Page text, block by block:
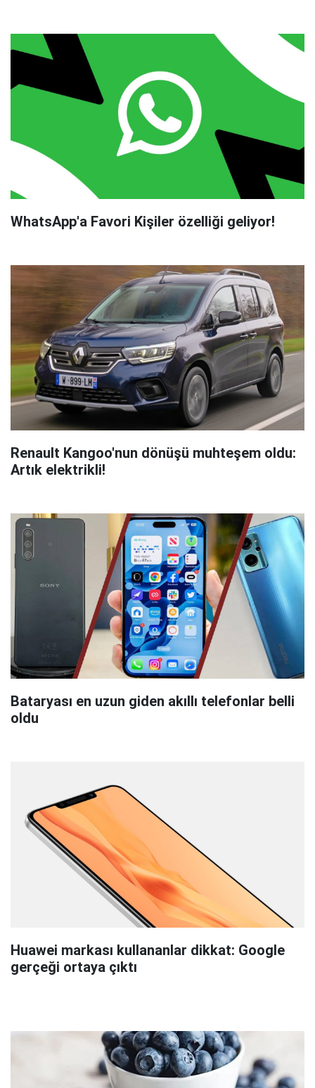
WhatsApp'a Favori Kişiler özelliği geliyor!
Renault Kangoo'nun dönüşü muhteşem oldu:
Artık elektrikli!
Bataryası en uzun giden akıllı telefonlar belli
oldu
Huawei markası kullananlar dikkat: Google
gerçeği ortaya çıktı